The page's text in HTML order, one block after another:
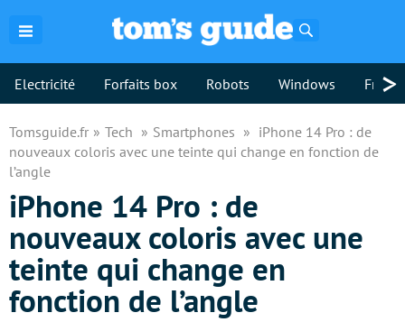
Electricité Forfaits box Robots Windows >
Tomsguide.fr Tech Smartphones
iPhone 14 Pro : de
nouveaux coloris avec une teinte qui change en fonction de
l’angle
iPhone 14 Pro : de
nouveaux coloris avec une
teinte qui change en
fonction de l’angle